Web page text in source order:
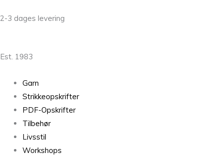
2-3 dages levering
Est. 1983
Garn
Strikkeopskrifter
PDF-Opskrifter
Tilbehør
Livsstil
Workshops